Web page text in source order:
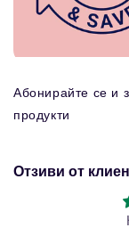
Абонирайте се и
продукти
Отзиви от